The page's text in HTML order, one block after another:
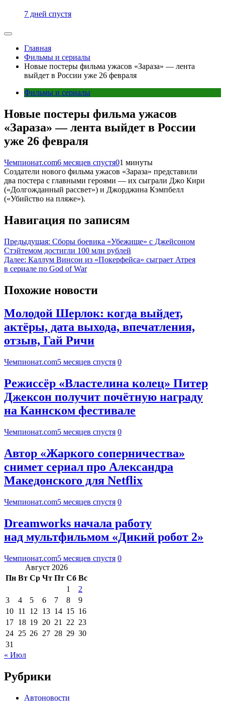
7 дней спустя
Главная
Фильмы и сериалы
Новые постеры фильма ужасов «Зараза» — лента
выйдет в России уже 26 февраля
Фильмы и сериалы
Новые постеры фильма ужасов
«Зараза» — лента выйдет в России
уже 26 февраля
Чемпионат.com6 месяцев спустя01 минуты
Создатели нового фильма ужасов «Зараза» представили
два постера с главными героями — их сыграли Джо Кири
(«Долгожданный рассвет») и Джорджина Кэмпбелл
(«Убийство на пляже»).
Навигация по записям
Предыдущая: Сборы боевика «Убежище» с Джейсоном
Стэйтемом достигли 100 млн рублей
Далее: Каллум Винсон из «Покерфейса» сыграет Атрея
в сериале по God of War
Похожие новости
Молодой Шерлок: когда выйдет,
актёры, дата выхода, впечатления,
отзыв, Гай Ричи
Чемпионат.com5 месяцев спустя 0
Режиссёр «Властелина колец» Питер
Джексон получит почётную награду
на Каннском фестивале
Чемпионат.com5 месяцев спустя 0
Автор «Жаркого соперничества»
снимет сериал про Александра
Македонского для Netflix
Чемпионат.com5 месяцев спустя 0
Dreamworks начала работу
над мультфильмом «Дикий робот 2»
Чемпионат.com5 месяцев спустя 0
Август 2026
Пн Вт Ср Чт Пт Сб Вс
1
2
3
4 5 6 7 8
9
10 11 12 13 14 15 16
17 18 19 20 21 22 23
24 25 26 27 28 29 30
31
« Июл
Рубрики
Автоновости